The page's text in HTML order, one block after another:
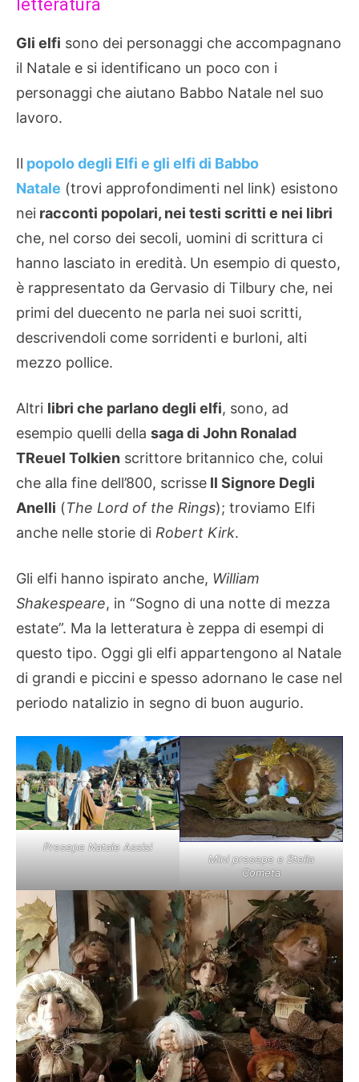
letteratura
Gli elfi sono dei personaggi che accompagnano
il Natale e si identificano un poco con i
personaggi che aiutano Babbo Natale nel suo
lavoro.
Il popolo degli Elfi e gli elfi di Babbo
Natale (trovi approfondimenti nel link) esistono
nei racconti popolari, nei testi scritti e nei libri
che, nel corso dei secoli, uomini di scrittura ci
hanno lasciato in eredità. Un esempio di questo,
è rappresentato da Gervasio di Tilbury che, nei
primi del duecento ne parla nei suoi scritti,
descrivendoli come sorridenti e burloni, alti
mezzo pollice.
Altri libri che parlano degli elfi, sono, ad
esempio quelli della saga di John Ronalad
TReuel Tolkien scrittore britannico che, colui
che alla fine dell’800, scrisse Il Signore Degli
Anelli (The Lord of the Rings); troviamo Elfi
anche nelle storie di Robert Kirk.
Gli elfi hanno ispirato anche, William
Shakespeare, in “Sogno di una notte di mezza
estate”. Ma la letteratura è zeppa di esempi di
questo tipo. Oggi gli elfi appartengono al Natale
di grandi e piccini e spesso adornano le case nel
periodo natalizio in segno di buon augurio.
Presepe Natale Assisi
Mini presepe e Stella
Cometa